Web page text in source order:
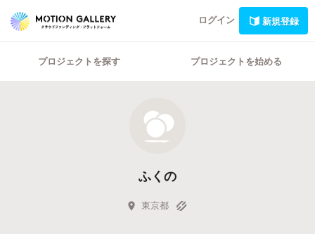
ログイン 新規登録
プロジェクトを探す プロジェクトを始める
ふくの
東京都